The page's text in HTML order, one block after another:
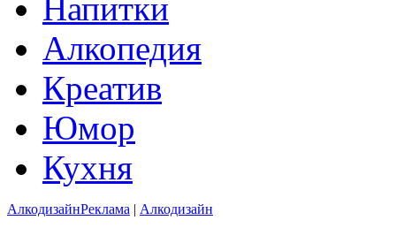
Напитки
Алкопедия
Креатив
Юмор
Кухня
АлкодизайнРеклама | Алкодизайн